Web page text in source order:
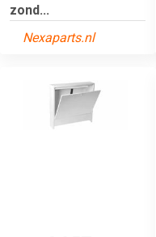
zond...
Nexaparts.nl